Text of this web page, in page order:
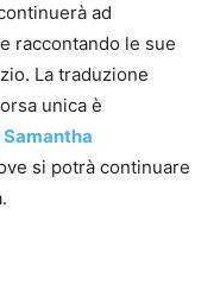
ad
raccontando le sue
La traduzione
unica è
si potrà continuare